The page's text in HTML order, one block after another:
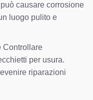
causare corrosione
luogo pulito e
Controllare
per usura.
riparazioni